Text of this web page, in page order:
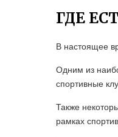
ГДЕ
В настоящее
Одним из
спортивные
Также
рамках